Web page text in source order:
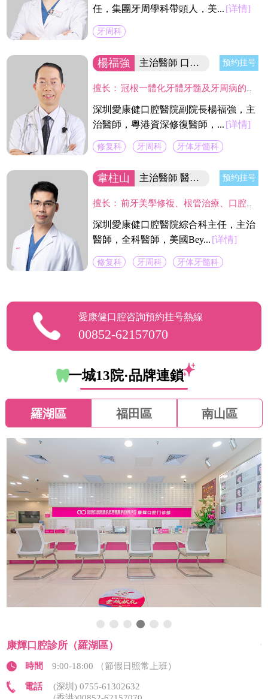
任，集團牙周學科帶頭人，美... [详情]
牙周科
楊福強 主治醫師 口腔醫院副院長 预约挂号
擅长： 冠根一體化牙體牙髓及牙周病的診療，復雜牙的拔除，牙體缺損的嵌體修復，以及烤瓷冠、義齒的修復等方面的診治，在水激光治牙方面有著豐富的臨床經驗。臨床工作中致力於牙體保存，種植修復設計，咬合功能重建，微創美學牙體修復等。
深圳愛康健口腔醫院副院長楊福強，主
治醫師，粵港資深修復醫師，... [详情]
修复科 牙周科 牙体牙髓科
韋柱山 主治醫師 醫院綜合科主任 预约挂号
擅长： 前牙美學修複、根管治療、口腔修複、美容修複等。不僅熟練掌握口腔牙體、牙髓、牙周治療等常見疾病的治療，並在牙齒美白技術上獨具壹格，對修複各種色素牙、氟斑牙、四環素牙、黃牙等有豐富經驗。
深圳愛康健口腔醫院綜合科主任，主治
醫師，全科醫師，美國Bey... [详情]
修复科 牙周科 牙体牙髓科
愛康健口腔咨詢預約挂号熱線
00852-62157070
一城13院·品牌連鎖
羅湖區 福田區 南山區
康輝口腔診所（羅湖區）
時間 9:00-18:00 （節假日照常上班）
電話
(深圳) 0755-61302632